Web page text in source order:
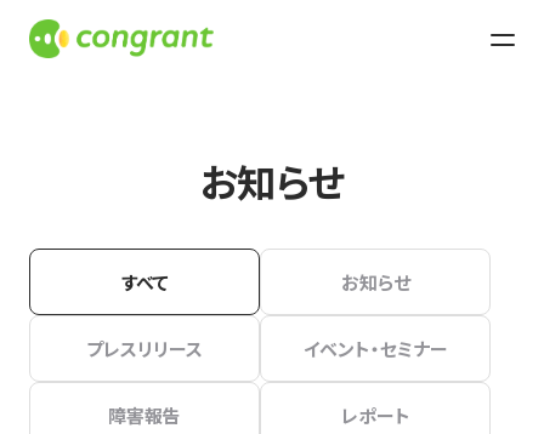
お知らせ
すべて お知らせ
プレスリリース イベント・セミナー
障害報告 レポート